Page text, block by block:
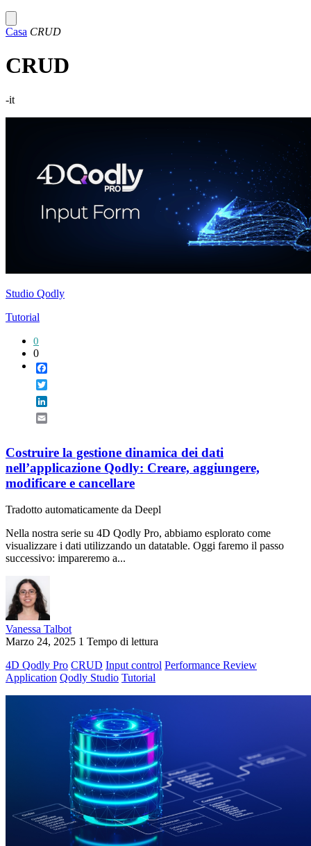
Casa CRUD
CRUD
-it
Studio Qodly
Tutorial
0
0
Costruire la gestione dinamica dei dati
nell’applicazione Qodly: Creare, aggiungere,
modificare e cancellare
Tradotto automaticamente da Deepl
Nella nostra serie su 4D Qodly Pro, abbiamo esplorato come
visualizzare i dati utilizzando un datatable. Oggi faremo il passo
successivo: impareremo a...
Vanessa Talbot
Marzo 24, 2025 1 Tempo di lettura
4D Qodly Pro CRUD Input control Performance Review
Application Qodly Studio Tutorial